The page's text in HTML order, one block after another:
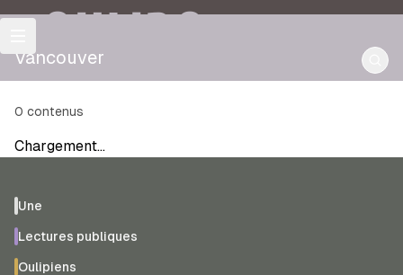
OULIPO
Vancouver
0 contenus
Chargement…
Une
Lectures publiques
Oulipiens